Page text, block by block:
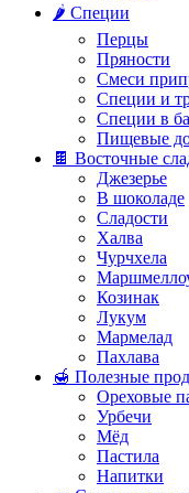
🌶️ Специи
Перцы
Пряности
Смеси
Специи и
Специи в
Пищевые
🍫 Восточные
Джезерье
В шоколаде
Сладости
Халва
Чурчхела
Козинак
Лукум
Мармелад
Пахлава
🍯 Полезные
Ореховые
Урбечи
Мёд
Пастила
Напитки